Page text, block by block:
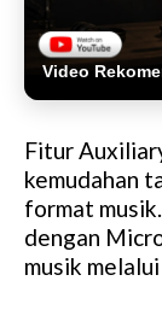
Video
Fitur
kemudahan
format
dengan
musik